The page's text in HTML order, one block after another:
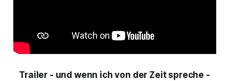
Trailer - und wenn ich von der Zeit spreche -